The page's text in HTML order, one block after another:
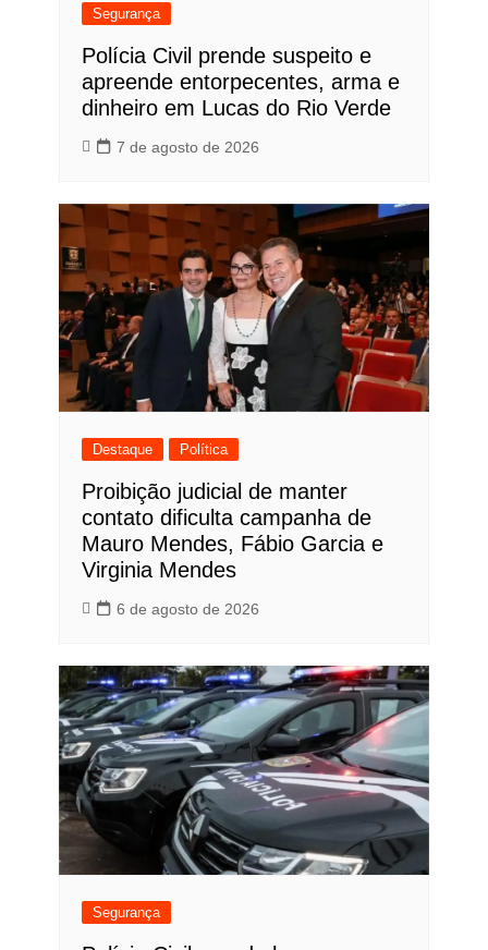
Segurança
Polícia Civil prende suspeito e
apreende entorpecentes, arma e
dinheiro em Lucas do Rio Verde
7 de agosto de 2026
Destaque Política
Proibição judicial de manter
contato dificulta campanha de
Mauro Mendes, Fábio Garcia e
Virginia Mendes
6 de agosto de 2026
Segurança